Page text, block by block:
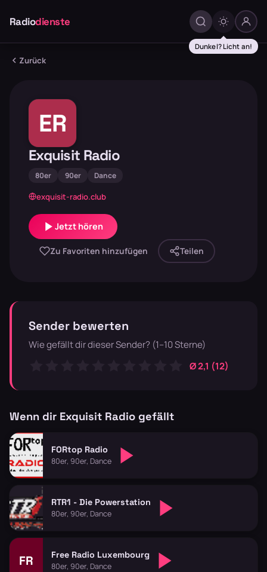
Radiodienste
Dunkel? Licht an!
Zurück
ER
Exquisit Radio
80er 90er Dance
exquisit-radio.club
Jetzt hören
Zu Favoriten hinzufügen Teilen
Sender bewerten
Wie gefällt dir dieser Sender? (1–10 Sterne)
Ø 2,1 (12)
Wenn dir Exquisit Radio gefällt
FORtop Radio
80er, 90er, Dance
RTR1 - Die Powerstation
80er, 90er, Dance
FR Free Radio Luxembourg
80er, 90er, Dance